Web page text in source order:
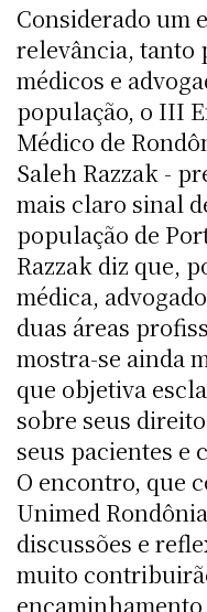
Considerado um
relevância, tanto
médicos e
população, o III
Médico de
Saleh Razzak -
mais claro sinal
população de
Razzak diz que,
médica,
duas áreas
mostra-se ainda
que objetiva
sobre seus
seus pacientes e
O encontro, que
Unimed
discussões e
muito